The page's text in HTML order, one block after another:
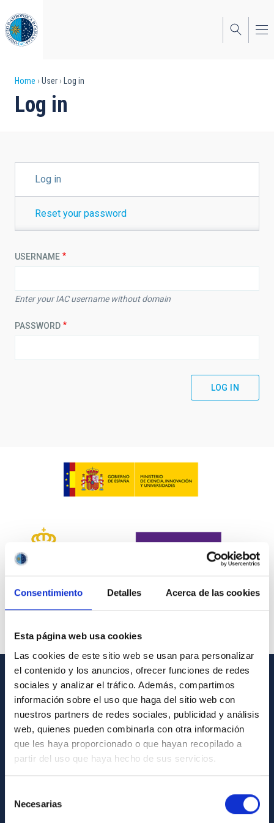
Consentimiento Detalles Acerca de las cookies
Esta página web usa cookies
Las cookies de este sitio web se usan para personalizar
el contenido y los anuncios, ofrecer funciones de redes
sociales y analizar el tráfico. Además, compartimos
información sobre el uso que haga del sitio web con
nuestros partners de redes sociales, publicidad y análisis
web, quienes pueden combinarla con otra información
que les haya proporcionado o que hayan recopilado a
partir del uso que haya hecho de sus servicios.
Necesarias
to
main
content
Breadcrumb
Home User Log in
Log in
TABSLog in
Reset your password
USERNAME
Enter your IAC username without domain
PASSWORD
GENERAL INFORMATION
Contact
How to get to the IAC
List of personnel
Library
General register